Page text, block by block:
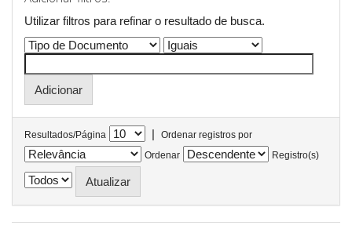
Utilizar filtros para refinar o resultado de busca.
Resultados/Página |
Ordenar registros por
Ordenar
Registro(s)